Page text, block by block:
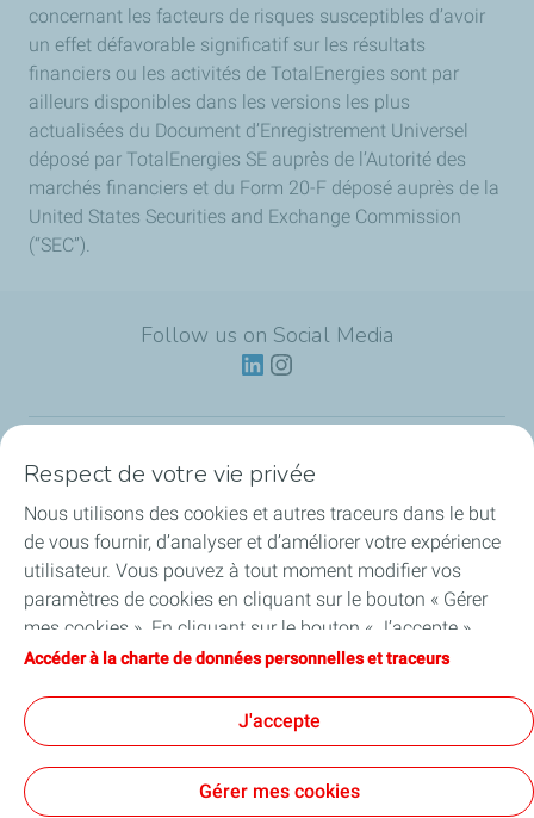
concernant les facteurs de risques susceptibles d’avoir
un effet défavorable significatif sur les résultats
financiers ou les activités de TotalEnergies sont par
ailleurs disponibles dans les versions les plus
actualisées du Document d’Enregistrement Universel
déposé par TotalEnergies SE auprès de l’Autorité des
marchés financiers et du Form 20-F déposé auprès de la
United States Securities and Exchange Commission
(“SEC”).
Follow us on Social Media
Lubrifiants
Actualités
Partenariats
Nos services
Guides de l’huile moteur
Respect de votre vie privée
Nous utilisons des cookies et autres traceurs dans le but
de vous fournir, d’analyser et d’améliorer votre expérience
utilisateur. Vous pouvez à tout moment modifier vos
paramètres de cookies en cliquant sur le bouton « Gérer
mes cookies ». En cliquant sur le bouton « J’accepte »,
vous acceptez le dépôt de l’ensemble des cookies. Dans le
techniques nécessaires au bon fonctionnement du site
seront utilisés. Pour plus d’informations, vous pouvez
consulter la page « Charte de données personnelles et
traceurs ».
Accéder à la charte de données personnelles et traceurs
J'accepte
Gérer mes cookies